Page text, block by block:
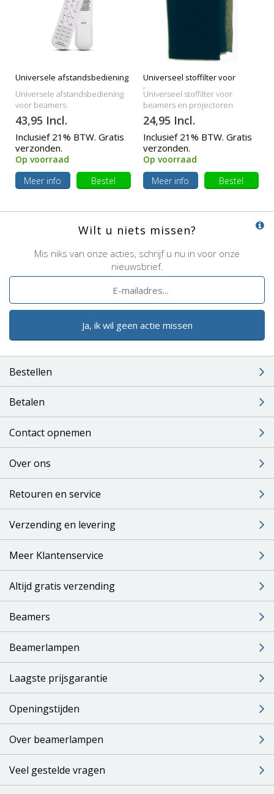
Universele afstandsbediening
Universele afstandsbediening
voor beamers
43,95 Incl.
Inclusief 21% BTW. Gratis
verzonden.
Op voorraad
Meer info
Bestel
Universeel stoffilter voor
beamers
Universeel stoffilter voor
beamers en projectoren
24,95 Incl.
Inclusief 21% BTW. Gratis
verzonden.
Op voorraad
Meer info
Bestel
Wilt u niets missen?
Mis niks van onze acties, schrijf u nu in voor onze
nieuwsbrief.
Ja, ik wil geen actie missen
Bestellen
Betalen
Contact opnemen
Over ons
Retouren en service
Verzending en levering
Meer Klantenservice
Altijd gratis verzending
Beamers
Beamerlampen
Laagste prijsgarantie
Openingstijden
Over beamerlampen
Veel gestelde vragen